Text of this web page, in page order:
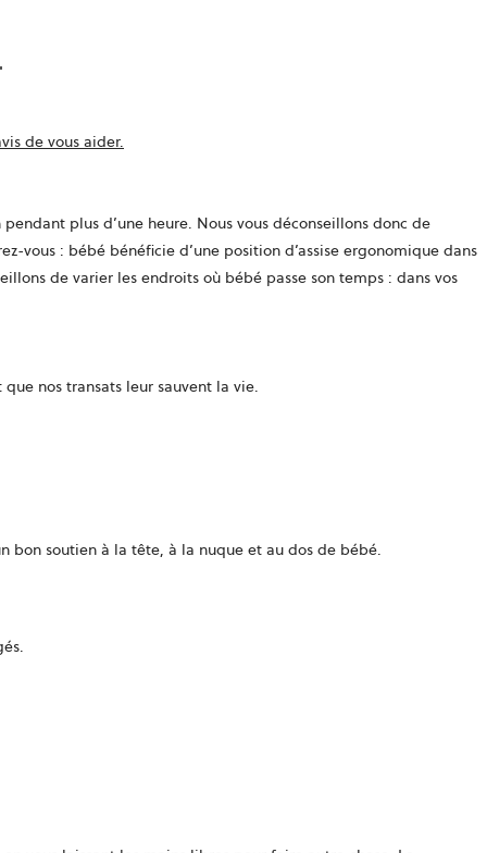
de vous aider.
nouvel
onglet
plus d’une heure. Nous vous déconseillons donc de
vous : bébé bénéficie d’une position d’assise ergonomique dans
de varier les endroits où bébé passe son temps : dans vos
nos transats leur sauvent la vie.
bon soutien à la tête, à la nuque et au dos de bébé.